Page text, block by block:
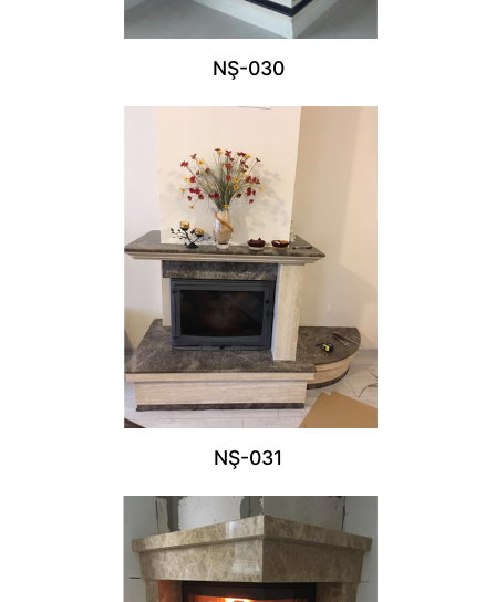
NŞ-030
NŞ-031